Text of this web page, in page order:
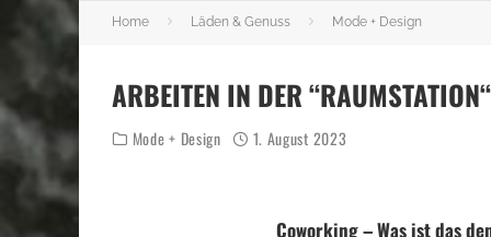
HOSENSCHEISSER
ALLE FLOHMARKT LEIPZIG
Home Läden & Genuss Mode + Design
ARBEITEN IN DER
Mode + Design 1. August 2023
Coworking – Was ist das